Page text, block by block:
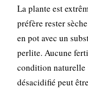
La plante est
préfère rester
en pot avec un
perlite. Aucune
condition naturelle
désacidifié peut